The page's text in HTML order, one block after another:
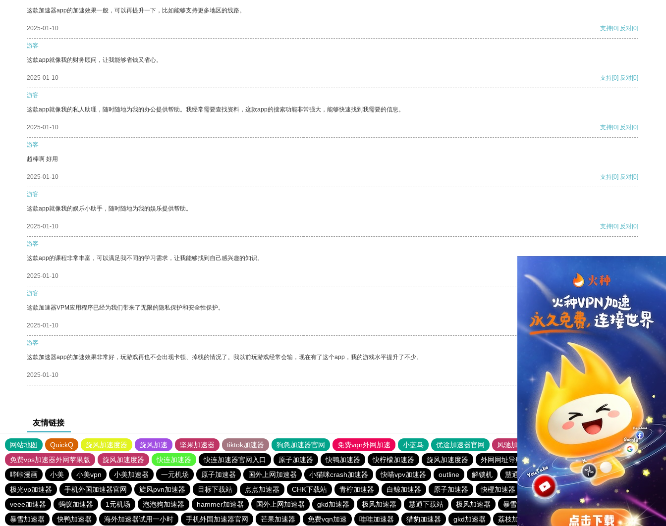
这款加速器app的加速效果一般，可以再提升一下，比如能够支持更多地区的线路。
2025-01-10 支持[0] 反对[0]
游客
这款app就像我的财务顾问，让我能够省钱又省心。
2025-01-10 支持[0] 反对[0]
游客
这款app就像我的私人助理，随时随地为我的办公提供帮助。我经常需要查找资料，这款app的搜索功能非常强大，能够快速找到我需要的信息。
2025-01-10 支持[0] 反对[0]
游客
超棒啊 好用
2025-01-10 支持[0] 反对[0]
游客
这款app就像我的娱乐小助手，随时随地为我的娱乐提供帮助。
2025-01-10 支持[0] 反对[0]
游客
这款app的课程非常丰富，可以满足我不同的学习需求，让我能够找到自己感兴趣的知识。
2025-01-10 支持
游客
这款加速器VPM应用程序已经为我们带来了无限的隐私保护和安全性保护。
2025-01-10 支持[0] 反对[0]
游客
这款加速器app的加速效果非常好，玩游戏再也不会出现卡顿、掉线的情况了。我以前玩游戏经常会输，现在有了这个app，我的游戏水平提升了不少。
2025-01-10 支持[0] 反对[0]
友情链接
网站地图 QuickQ 旋风加速度器 旋风加速 坚果加速器 tiktok加速器 狗急加速器官网 免费vqn外网加速 小蓝鸟 优途加速器官网 风驰加速器
旋风加速器
免费vps加速器外网苹果版
旋风加速度器 快连加速器 快连加速器官网入口 原子加速器 快鸭加速器 快柠檬加速器 旋风加速度器 外网网址导航 软件中心 雷霆加速
狂飙加速器
哔咔漫画
小美 小美vpn 小美加速器 一元机场 原子加速器 国外上网加速器 小猫咪crash加速器 快喵vpv加速器 outline 解锁机 慧通下载站 红海pro加速器
优云666
极光vp加速器
手机外国加速器官网 旋风pvn加速器 目标下载站 点点加速器 CHK下载站 青柠加速器 白鲸加速器 原子加速器 快橙加速器 pigcha加速器
酷通加速器
veee加速器
蚂蚁加速器 1元机场 泡泡狗加速器 hammer加速器 国外上网加速器 gkd加速器 极风加速器 慧通下载站 极风加速器 暴雪加速器 起飞加速器
番石榴加速器
暴雪加速器
快鸭加速器 海外加速器试用一小时 手机外国加速器官网 芒果加速器 免费vqn加速 哇哇加速器 猎豹加速器 gkd加速器 荔枝加速器 暴雪加速器 十大免费加速神器